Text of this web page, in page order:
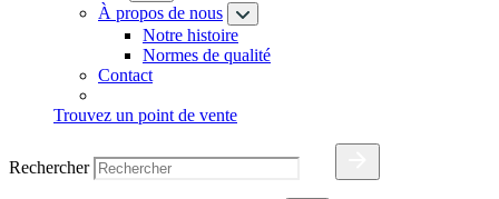
À propos de nous
Notre histoire
Normes de qualité
Contact
Trouvez un point de vente
Rechercher